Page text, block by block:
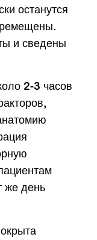
останутся
и сведены
2-3 часов
же день